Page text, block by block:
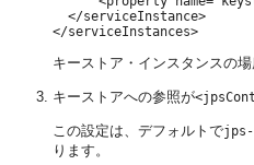
  </serviceInstance>
キーストア・インスタンスの
キーストアへの参照が
この設定は、デフォルトで
ります。